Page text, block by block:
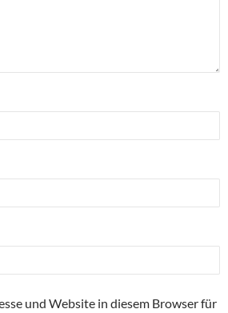
und Website in diesem Browser für